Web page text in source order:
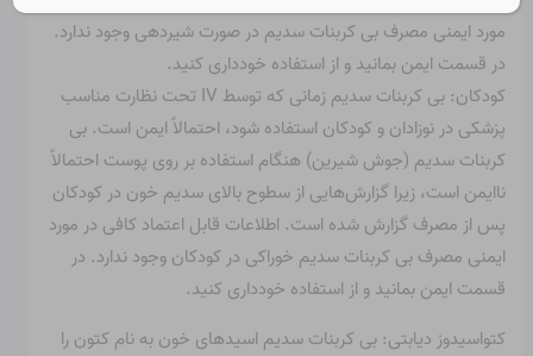
مورد ایمنی مصرف بی کربنات سدیم در صورت شیردهی وجود ندارد.
در قسمت ایمن بمانید و از استفاده خودداری کنید.
کودکان: بی کربنات سدیم زمانی که توسط IV تحت نظارت مناسب
پزشکی در نوزادان و کودکان استفاده شود، احتمالاً ایمن است. بی
کربنات سدیم (جوش شیرین) هنگام استفاده بر روی پوست احتمالاً
ناایمن است، زیرا گزارش‌هایی از سطوح بالای سدیم خون در کودکان
پس از مصرف گزارش شده است. اطلاعات قابل اعتماد کافی در مورد
ایمنی مصرف بی کربنات سدیم خوراکی در کودکان وجود ندارد. در
قسمت ایمن بمانید و از استفاده خودداری کنید.
کتواسیدوز دیابتی: بی کربنات سدیم اسیدهای خون به نام کتون را